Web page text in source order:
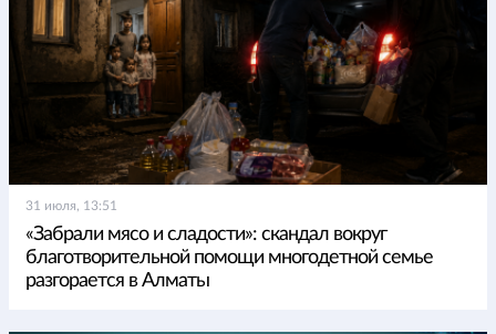
31 июля, 13:51
«Забрали мясо и сладости»: скандал вокруг
благотворительной помощи многодетной семье
разгорается в Алматы